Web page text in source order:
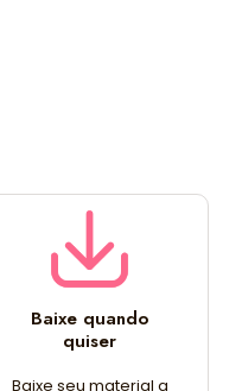
Baixe quando
quiser
Baixe seu material a